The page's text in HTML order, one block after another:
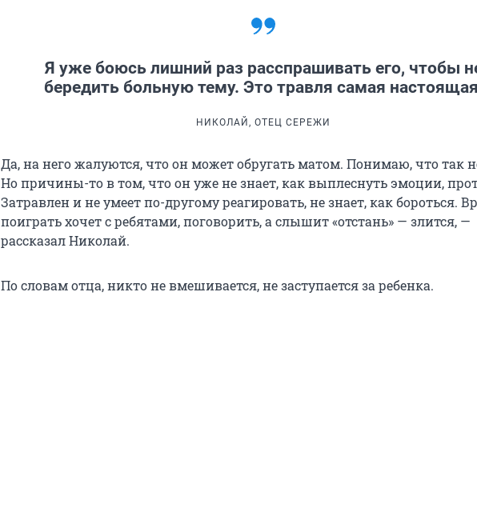
Я уже боюсь лишний раз расспрашивать его, чтобы
бередить больную тему. Это травля самая
НИКОЛАЙ, ОТЕЦ СЕРЕЖИ
Да, на него жалуются, что он может обругать матом. Понимаю, что так
Но причины-то в том, что он уже не знает, как выплеснуть эмоции,
Затравлен и не умеет по-другому реагировать, не знает, как бороться.
поиграть хочет с ребятами, поговорить, а слышит «отстань» — злится, —
рассказал Николай.
По словам отца, никто не вмешивается, не заступается за ребенка.